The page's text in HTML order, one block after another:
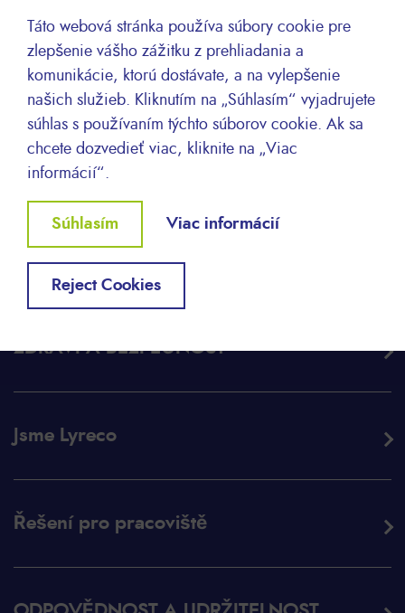
Táto webová stránka používa súbory cookie pre
zlepšenie vášho zážitku z prehliadania a
komunikácie, ktorú dostávate, a na vylepšenie
našich služieb. Kliknutím na „Súhlasím“ vyjadrujete
súhlas s používaním týchto súborov cookie. Ak sa
chcete dozvedieť viac, kliknite na „Viac
informácií“.
Súhlasím
Withdraw
Viac informácií
Reject Cookies
한국어
O společnosti Lyreco
ZDRAVÍ A BEZPEČNOST
Jsme Lyreco
Řešení pro pracoviště